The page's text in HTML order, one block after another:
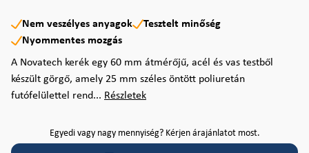
Nem veszélyes anyagok
Tesztelt minőség
Nyommentes mozgás
A Novatech kerék egy 60 mm átmérőjű, acél és vas testből
készült görgő, amely 25 mm széles öntött poliuretán
futófelülettel rend... Részletek
Egyedi vagy nagy mennyiség? Kérjen árajánlatot most.